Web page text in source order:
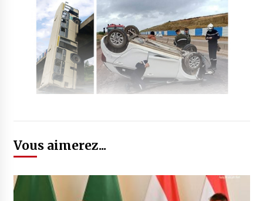
Vous aimerez...